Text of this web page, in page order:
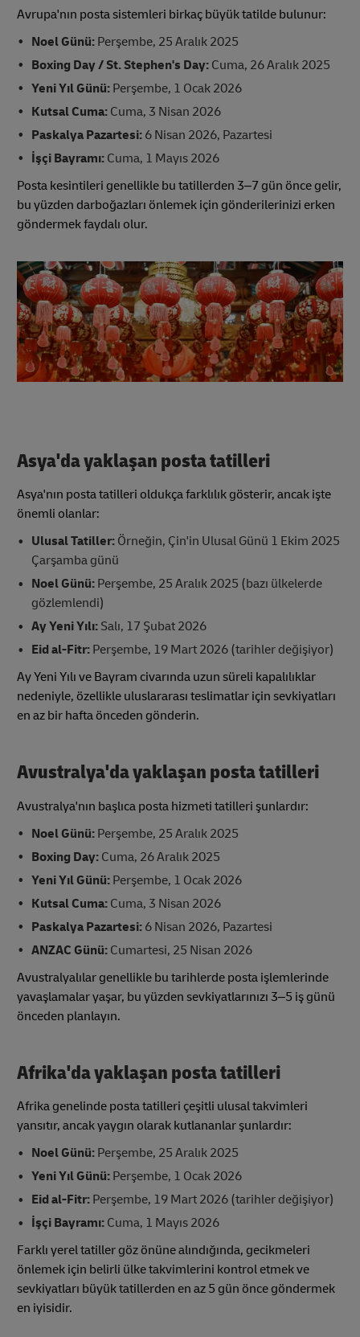
Avrupa'nın posta sistemleri birkaç büyük tatilde bulunur:
Noel Günü:Perşembe, 25 Aralık 2025
Boxing Day / St. Stephen's Day:Cuma, 26 Aralık 2025
Yeni Yıl Günü:Perşembe, 1 Ocak 2026
Kutsal Cuma:Cuma, 3 Nisan 2026
Paskalya Pazartesi:6 Nisan 2026, Pazartesi
İşçi Bayramı: Cuma, 1 Mayıs 2026
Posta kesintileri genellikle bu tatillerden 3–7 gün önce gelir,
bu yüzden darboğazları önlemek için gönderilerinizi erken
göndermek faydalı olur.
Asya'da yaklaşan posta tatilleri
Asya'nın posta tatilleri oldukça farklılık gösterir, ancak işte
önemli olanlar:
Ulusal Tatiller:Örneğin, Çin'in Ulusal Günü 1 Ekim 2025
Çarşamba günü
Noel Günü:Perşembe, 25 Aralık 2025 (bazı ülkelerde
gözlemlendi)
Ay Yeni Yılı:Salı, 17 Şubat 2026
Eid al-Fitr: Perşembe, 19 Mart 2026 (tarihler değişiyor)
Ay Yeni Yılı ve Bayram civarında uzun süreli kapalılıklar
nedeniyle, özellikle uluslararası teslimatlar için sevkiyatları
en az bir hafta önceden gönderin.
Avustralya'da yaklaşan posta tatilleri
Avustralya'nın başlıca posta hizmeti tatilleri şunlardır:
Noel Günü: Perşembe, 25 Aralık 2025
Boxing Day:Cuma, 26 Aralık 2025
Yeni Yıl Günü: Perşembe, 1 Ocak 2026
Kutsal Cuma:Cuma, 3 Nisan 2026
Paskalya Pazartesi: 6 Nisan 2026, Pazartesi
ANZAC Günü:Cumartesi, 25 Nisan 2026
Avustralyalılar genellikle bu tarihlerde posta işlemlerinde
yavaşlamalar yaşar, bu yüzden sevkiyatlarınızı 3–5 iş günü
önceden planlayın.
Afrika'da yaklaşan posta tatilleri
Afrika genelinde posta tatilleri çeşitli ulusal takvimleri
yansıtır, ancak yaygın olarak kutlananlar şunlardır:
Noel Günü:Perşembe, 25 Aralık 2025
Yeni Yıl Günü: Perşembe, 1 Ocak 2026
Eid al-Fitr: Perşembe, 19 Mart 2026 (tarihler değişiyor)
İşçi Bayramı: Cuma, 1 Mayıs 2026
Farklı yerel tatiller göz önüne alındığında, gecikmeleri
önlemek için belirli ülke takvimlerini kontrol etmek ve
sevkiyatları büyük tatillerden en az 5 gün önce göndermek
en iyisidir.